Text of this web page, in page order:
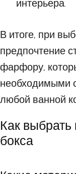
интерьера.
В итоге, при
предпочтение
фарфору,
необходимыми
любой ванной
Как
бокса